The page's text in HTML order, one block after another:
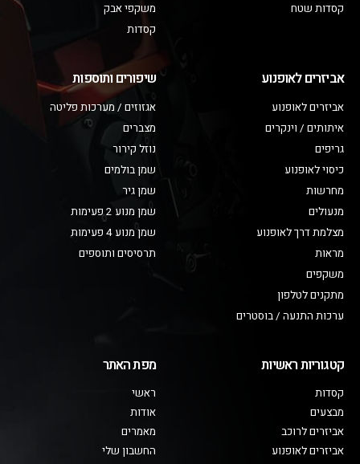
קסדות שטח
משקפי אבק
קסדות
אביזרים לאופנוע
אביזרים לאופנוע
איתותים / וינקרים
גריפים
כיסוי לאופנוע
מחרשות
מנעולים
מצלמת דרך לאופנוע
מראות
משקפים
מתקנים לטלפון
ערכות התנעה / בוסטרים
שיפורים ותוספות
אגזוזים / מערכות פליטה
מצברים
נוזל קירור
שמן בולמים
שמן גיר
שמן מנוע 2 פעימות
שמן מנוע 4 פעימות
תרסיסים ותוספים
קטגוריות ראשיות
קסדות
מבצעים
אביזרים לרוכב
אביזרים לאופנוע
מפת האתר
ראשי
אודות
מאמרים
החשבון שלי